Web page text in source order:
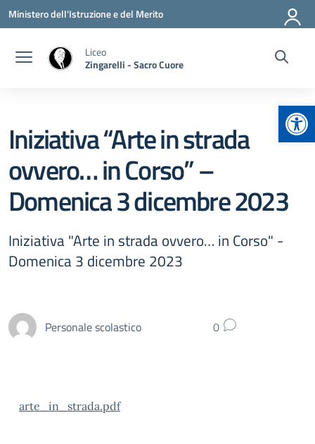
Vai ai contenuti
Vai al menu di navigazione
Vai al footer
Ministero dell'Istruzione e del Merito
Liceo
Zingarelli - Sacro Cuore
Iniziativa “Arte in strada
ovvero… in Corso” –
Domenica 3 dicembre 2023
Iniziativa "Arte in strada ovvero… in Corso" -
Domenica 3 dicembre 2023
Personale scolastico 0
arte_in_strada.pdf